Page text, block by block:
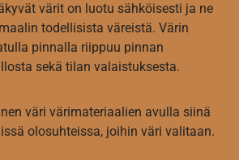
värit on luotu sähköisesti ja ne
todellisista väreistä. Värin
pinnalla riippuu pinnan
sekä tilan valaistuksesta.
väri värimateriaalien avulla siinä
olosuhteissa, joihin väri valitaan.